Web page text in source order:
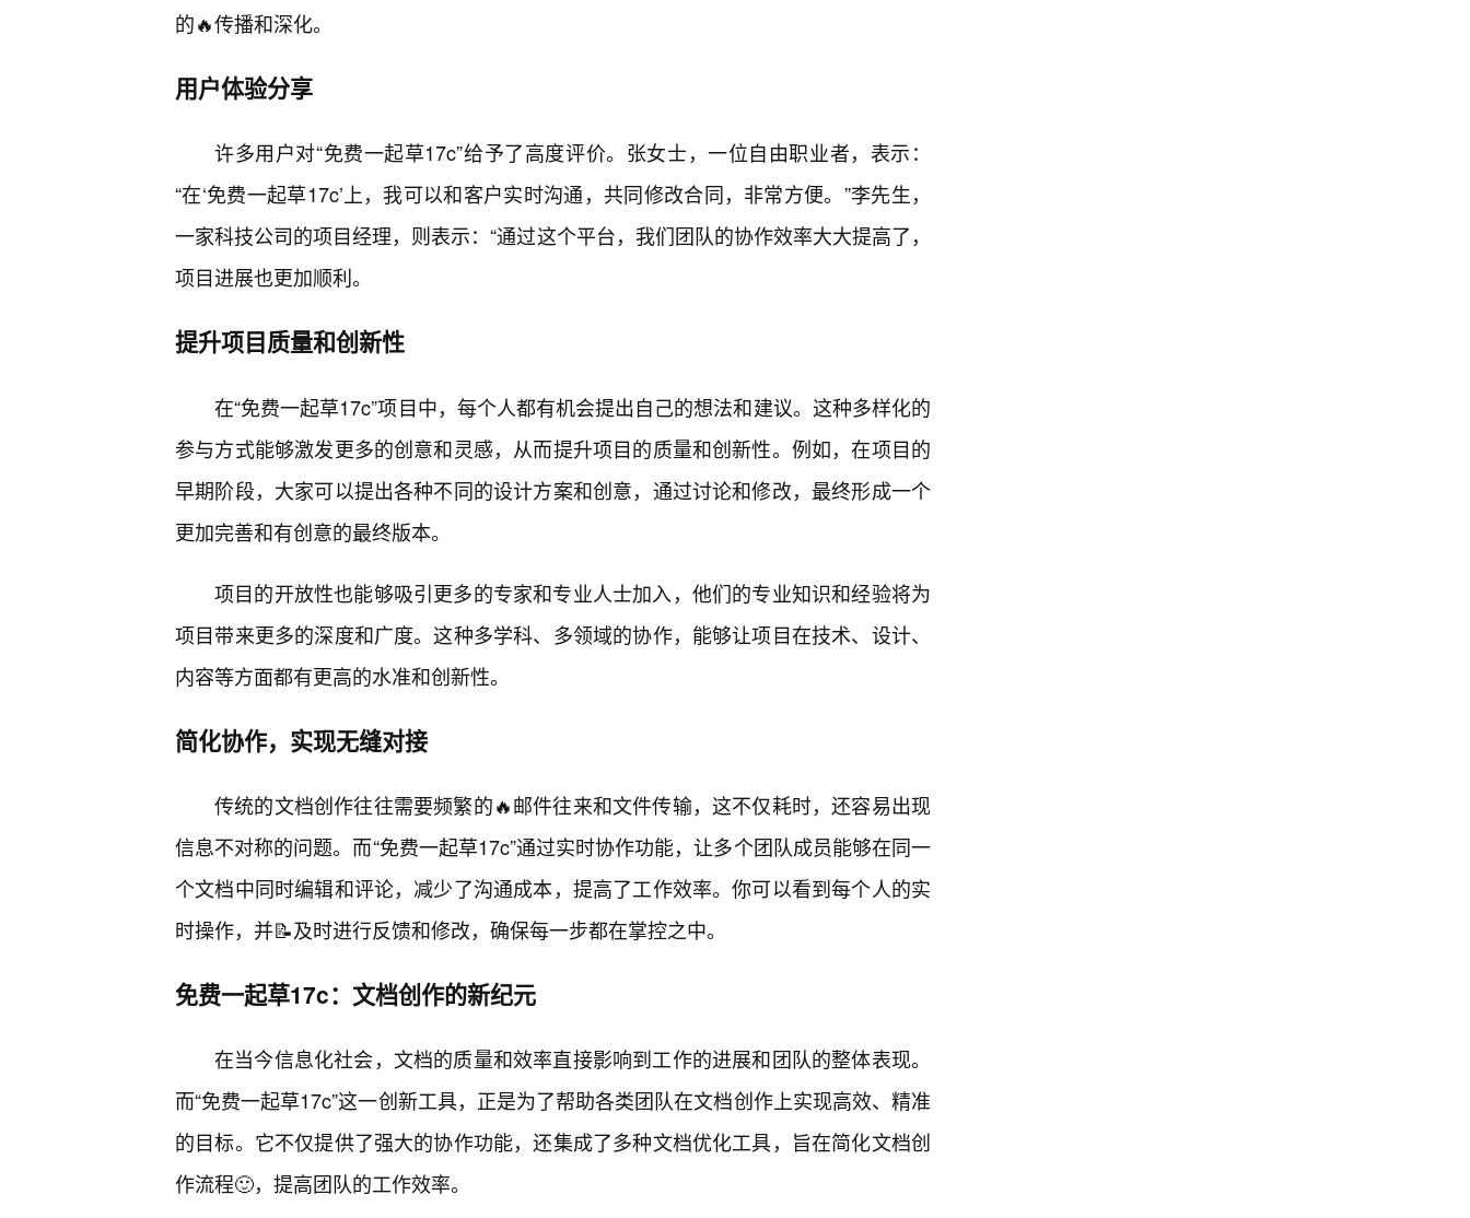
的🔥传播和深化。
用户体验分享
许多用户对“免费一起草17c”给予了高度评价。张女士，一位自由职业者，表示：
“在‘免费一起草17c’上，我可以和客户实时沟通，共同修改合同，非常方便。”李先生，
一家科技公司的项目经理，则表示：“通过这个平台，我们团队的协作效率大大提高了，
项目进展也更加顺利。
提升项目质量和创新性
在“免费一起草17c”项目中，每个人都有机会提出自己的想法和建议。这种多样化的
参与方式能够激发更多的创意和灵感，从而提升项目的质量和创新性。例如，在项目的
早期阶段，大家可以提出各种不同的设计方案和创意，通过讨论和修改，最终形成一个
更加完善和有创意的最终版本。
项目的开放性也能够吸引更多的专家和专业人士加入，他们的专业知识和经验将为
项目带来更多的深度和广度。这种多学科、多领域的协作，能够让项目在技术、设计、
内容等方面都有更高的水准和创新性。
简化协作，实现无缝对接
传统的文档创作往往需要频繁的🔥邮件往来和文件传输，这不仅耗时，还容易出现
信息不对称的问题。而“免费一起草17c”通过实时协作功能，让多个团队成员能够在同一
个文档中同时编辑和评论，减少了沟通成本，提高了工作效率。你可以看到每个人的实
时操作，并📝及时进行反馈和修改，确保每一步都在掌控之中。
免费一起草17c：文档创作的新纪元
在当今信息化社会，文档的质量和效率直接影响到工作的进展和团队的整体表现。
而“免费一起草17c”这一创新工具，正是为了帮助各类团队在文档创作上实现高效、精准
的目标。它不仅提供了强大的协作功能，还集成了多种文档优化工具，旨在简化文档创
作流程🙂，提高团队的工作效率。